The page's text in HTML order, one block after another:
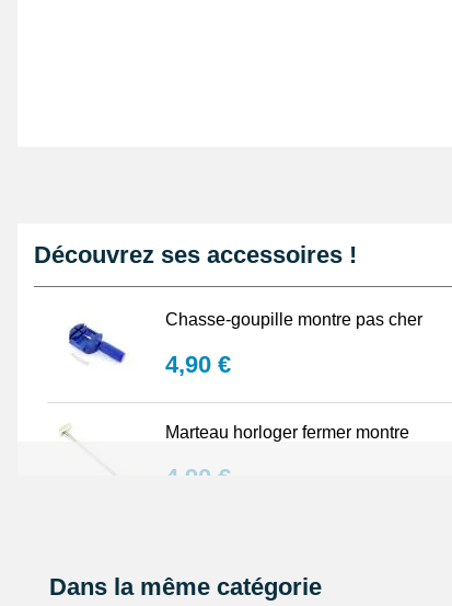
Découvrez ses accessoires !
Chasse-goupille montre pas cher
4,90 €
Marteau horloger fermer montre
4,90 €
5,90 €
Dans la même catégorie